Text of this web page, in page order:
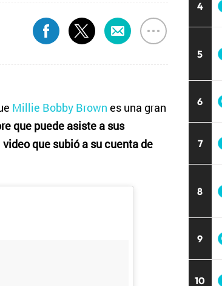
Millie Bobby Brown es una gran
que puede asiste a sus
video que subió a su cuenta de
4
5
6
7
8
9
10